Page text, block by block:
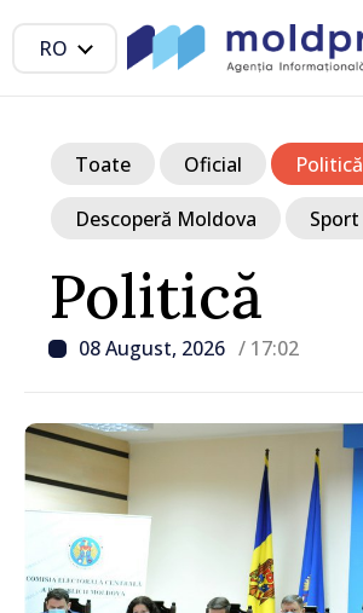
RO
Politică
08 August, 2026 / 17:02
Toate Oficial Politică
Descoperă Moldova Sport